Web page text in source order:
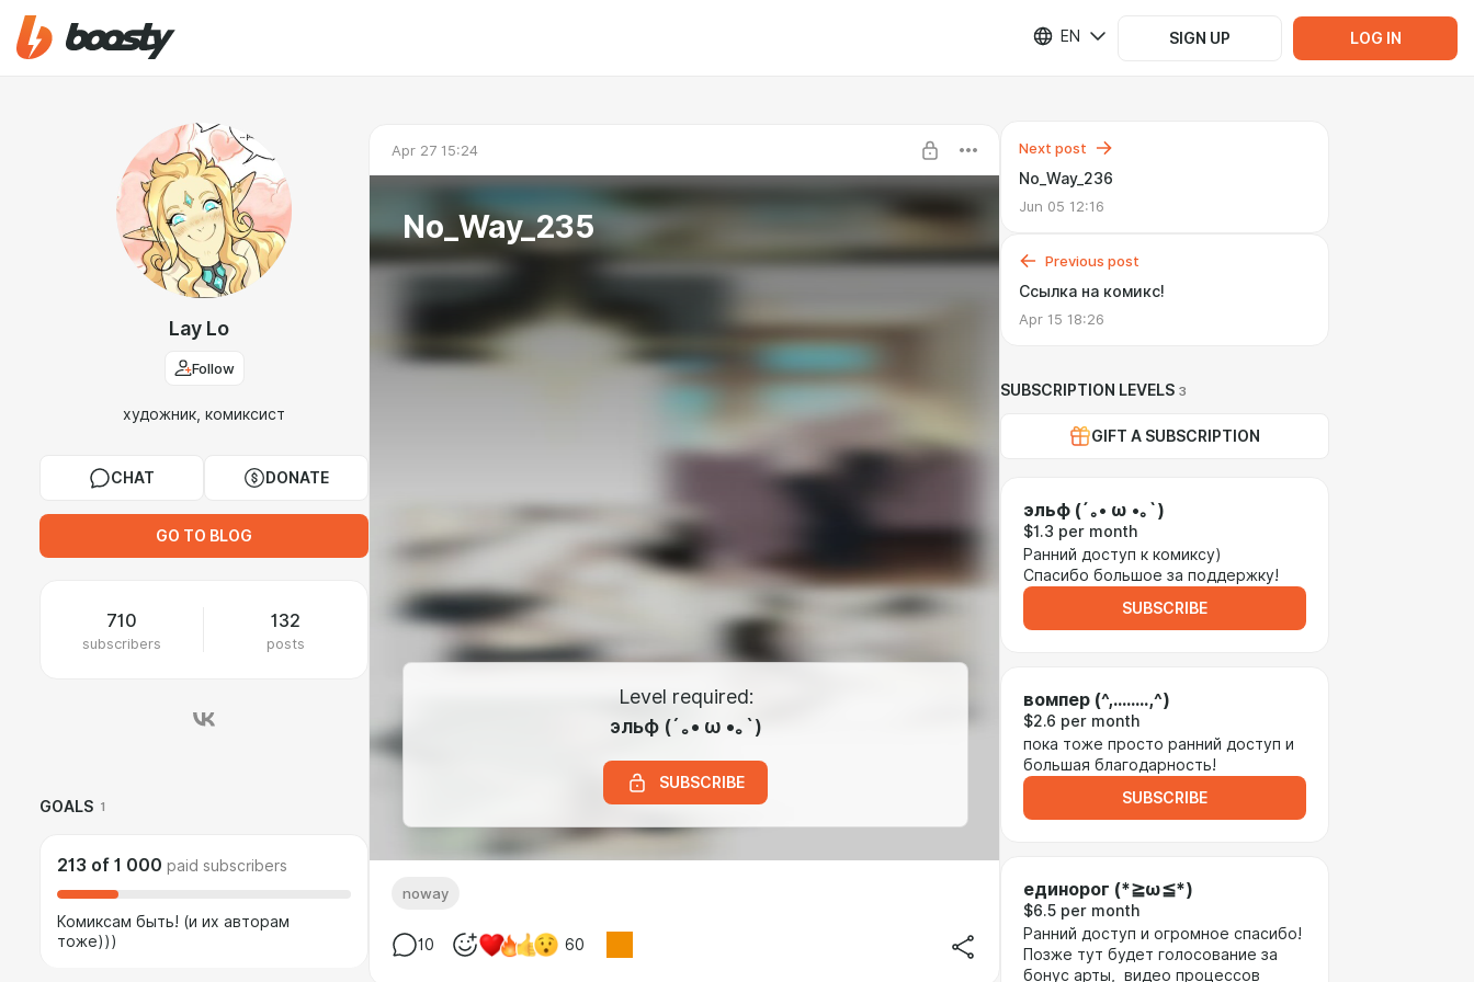
EN SIGN UP LOG IN
Lay Lo
Follow
художник, комиксист
CHAT DONATE
GO TO BLOG
710
subscribers
132
posts
GOALS 1
213 of 1 000 paid subscribers
Комиксам быть! (и их авторам
тоже)))
Apr 27 15:24
No_Way_235
Level required:
эльф (´｡• ω •｡`)
SUBSCRIBE
noway
10 60
Next post
No_Way_236
Jun 05 12:16
Previous post
Ссылка на комикс!
Apr 15 18:26
SUBSCRIPTION LEVELS 3
GIFT A SUBSCRIPTION
эльф (´｡• ω •｡`)
$1.3 per month
Ранний доступ к комиксу)
Спасибо большое за поддержку!
SUBSCRIBE
вомпер (^,........,^)
$2.6 per month
пока тоже просто ранний доступ и
большая благодарность!
SUBSCRIBE
единорог (*≧ω≦*)
$6.5 per month
Ранний доступ и огромное спасибо!
Позже тут будет голосование за
бонус арты, видео процессов